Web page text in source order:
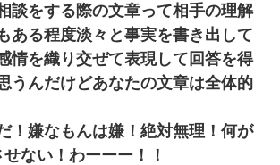
談をする際の文章って相手の理解
ある程度淡々と事実を書き出して
情を織り交ぜて表現して回答を得
うんだけどあなたの文章は全体的
！嫌なもんは嫌！絶対無理！何が
ない！わーーー！！